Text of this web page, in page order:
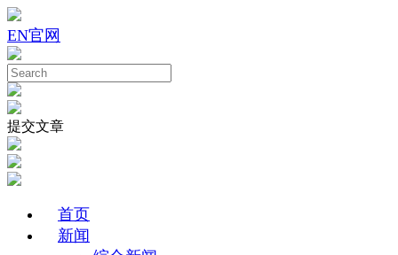
EN官网
提交文章
首页
新闻